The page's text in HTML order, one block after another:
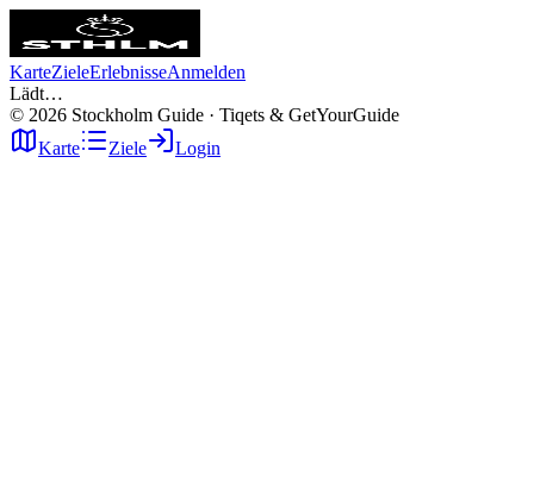
KarteZieleErlebnisseAnmelden
Lädt…
© 2026 Stockholm Guide · Tiqets & GetYourGuide
Karte
Ziele Login